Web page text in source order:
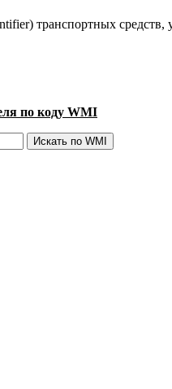
транспортных средств,
по коду WMI